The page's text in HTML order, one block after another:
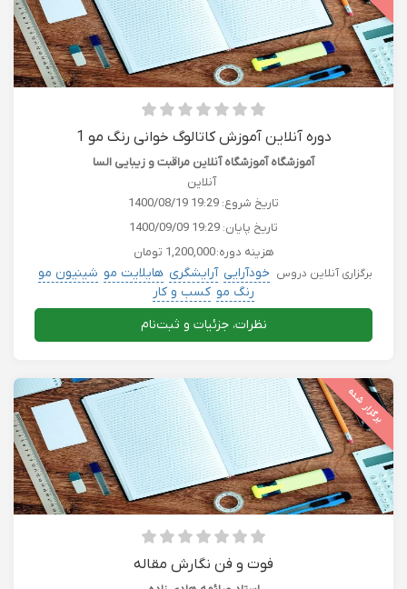
دوره آنلاین آموزش کاتالوگ خوانی رنگ مو 1
آموزشگاه آموزشگاه آنلاین مراقبت و زیبایی السا
آنلاین
تاریخ شروع: 1400/08/19 19:29
تاریخ پایان: 1400/09/09 19:29
هزینه دوره:1,200,000 تومان
برگزاری آنلاین دروس خودآرایی آرایشگری هایلایت مو شینیون مو
رنگ مو کسب و کار
نظرات، جزئیات و ثبت‌نام
برگزار شده
فوت و فن نگارش مقاله